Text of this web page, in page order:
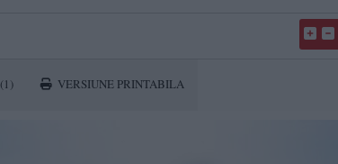
(1) VERSIUNE PRINTABILA